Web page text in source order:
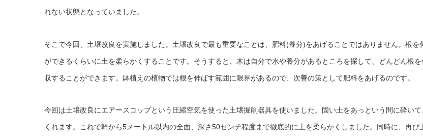
れない状態となっていました。
そこで今回、土壌改良を実施しました。土壌改良で最も重要なことは、肥料(養分)をあげることではありません。根を
ができるくらいに土を柔らかくすることです。そうすると、木は自分で水や養分があるところを探して、どんどん根を
収することができます。鉢植えの植物では根を伸ばす範囲に限界があるので、次善の策として肥料をあげるのです。
今回は土壌改良にエアースコップという圧縮空気を使った土壌掘削器具を使いました。固い土をあっという間に砕い
くれます。これで幹から5メートル以内の全面、深さ50センチ程度まで徹底的に土を柔らかくしました。同時に、再び